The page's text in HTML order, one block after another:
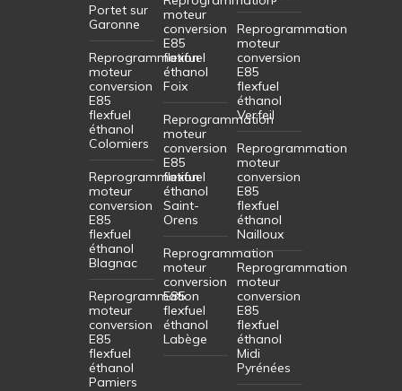
Portet sur
Garonne
Reprogrammation
moteur
conversion
E85
flexfuel
éthanol
Colomiers
Reprogrammation
moteur
conversion
E85
flexfuel
éthanol
Blagnac
Reprogrammation
moteur
conversion
E85
flexfuel
éthanol
Pamiers
moteur
conversion
E85
flexfuel
éthanol
Foix
Reprogrammation
moteur
conversion
E85
flexfuel
éthanol
Saint-
Orens
Reprogrammation
moteur
conversion
E85
flexfuel
éthanol
Labège
Reprogrammation
moteur
conversion
E85
flexfuel
éthanol
Verfeil
Reprogrammation
moteur
conversion
E85
flexfuel
éthanol
Nailloux
Reprogrammation
moteur
conversion
E85
flexfuel
éthanol
Midi
Pyrénées